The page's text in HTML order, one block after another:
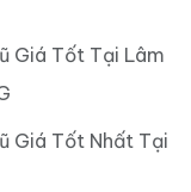
Giá Tốt Tại Lâm
Giá Tốt Nhất Tại